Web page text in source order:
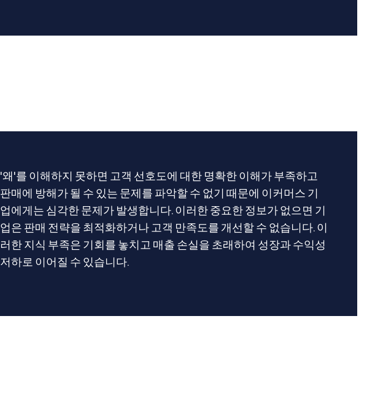
'왜'를 이해하지 못하면 고객 선호도에 대한 명확한 이해가 부족하고
판매에 방해가 될 수 있는 문제를 파악할 수 없기 때문에 이커머스 기
업에게는 심각한 문제가 발생합니다. 이러한 중요한 정보가 없으면 기
업은 판매 전략을 최적화하거나 고객 만족도를 개선할 수 없습니다. 이
러한 지식 부족은 기회를 놓치고 매출 손실을 초래하여 성장과 수익성
저하로 이어질 수 있습니다.